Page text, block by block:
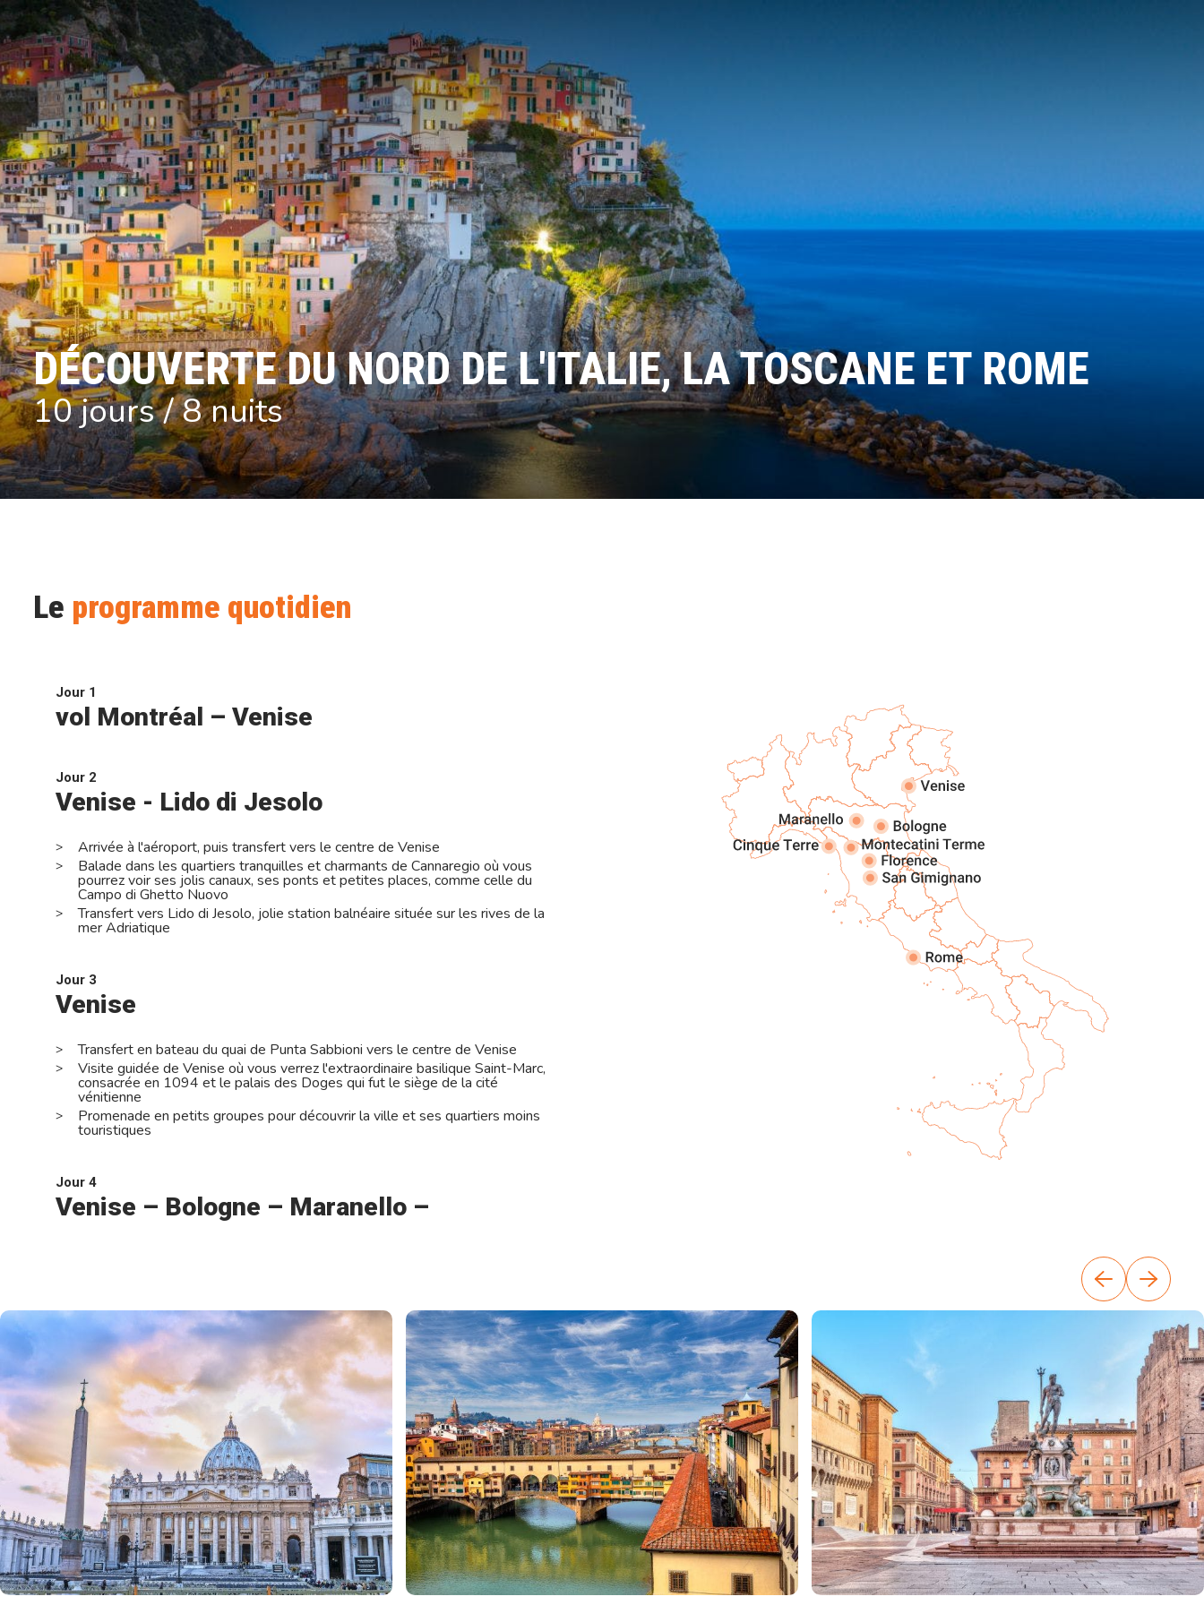
DÉCOUVERTE DU NORD DE L'ITALIE, LA TOSCANE ET ROME
10 jours / 8 nuits
Le programme quotidien
Jour 1
vol Montréal – Venise
Jour 2
Venise - Lido di Jesolo
Arrivée à l'aéroport, puis transfert vers le centre de Venise
Balade dans les quartiers tranquilles et charmants de Cannaregio où vous
pourrez voir ses jolis canaux, ses ponts et petites places, comme celle du
Campo di Ghetto Nuovo
Transfert vers Lido di Jesolo, jolie station balnéaire située sur les rives de la
mer Adriatique
Jour 3
Venise
Transfert en bateau du quai de Punta Sabbioni vers le centre de Venise
Visite guidée de Venise où vous verrez l'extraordinaire basilique Saint-Marc,
consacrée en 1094 et le palais des Doges qui fut le siège de la cité
vénitienne
Promenade en petits groupes pour découvrir la ville et ses quartiers moins
touristiques
Jour 4
Venise – Bologne – Maranello –
magnifique Piazza Maggiore, entourée de monuments dont la beauté est à
couper le souffle
Choix alternatif : Arrêt gourmand chez un producteur de vinaigre balsamique,
visite des installations et dégustation de l'or noir de Modène
Découverte du museo Ferrari, célébrant la gloire des célèbres voitures sport
Poursuite de la route vers Montecatini Terme, ville thermale située à 60 km
de Florence puis balade dans le centre historique
Jour 5
Cinque Terre – Montecatini Terme
Découverte de la superbe région des Cinque Terre, aux paysages
typiquement méditerranéens avec ses pins sculptés par la brise et le littoral
travaillé par la mer qui abrite des centaines de petites criques
Balade le long des murs de pierres séchées, qui délimitent les champs de
vignes centenaires, en chemin vers Manorala